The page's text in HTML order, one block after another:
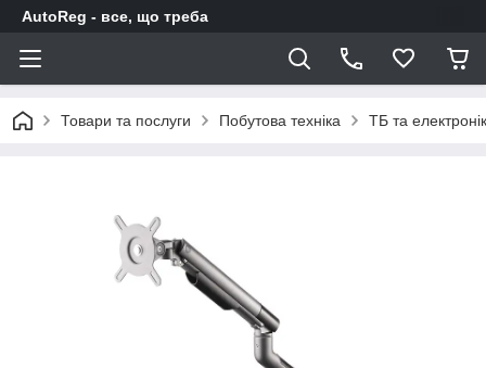
AutoReg - все, що треба
Товари та послуги Побутова техніка ТБ та